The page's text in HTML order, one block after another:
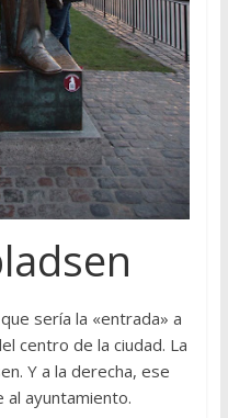
sería la «entrada» a
centro de la ciudad. La
Y a la derecha, ese
ayuntamiento.